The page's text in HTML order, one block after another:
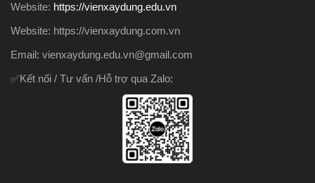
Website: https://vienxaydung.edu.vn
Website: https://vienxaydung.com.vn
Email: vienxaydung.edu.vn@gmail.com
✅Kết nối / Tư vấn /Hỗ trợ qua Zalo: